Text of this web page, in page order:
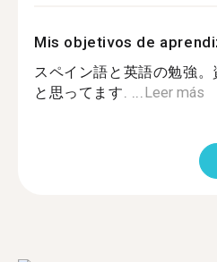
Mis objetivos de
スペイン語と英語の勉強
と思ってます. ...Leer más